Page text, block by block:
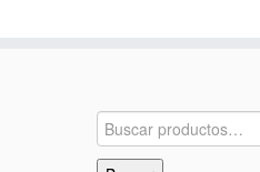
Buscar
por: